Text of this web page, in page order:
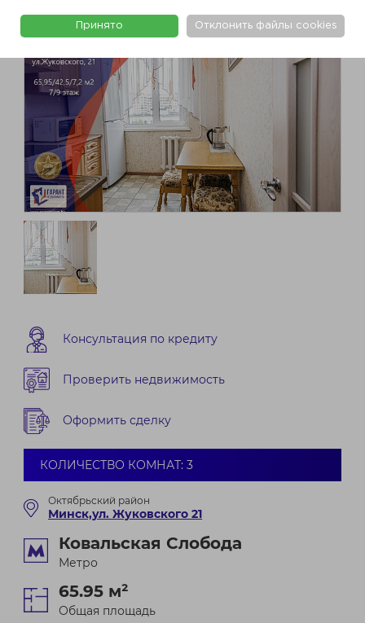
Принято Отклонить файлы cookies
Консультация по кредиту
Проверить недвижимость
Оформить сделку
КОЛИЧЕСТВО КОМНАТ: 3
Октябрьский район
Минск,ул. Жуковского 21
Ковальская Слобода
Метро
65.95 м²
Общая площадь